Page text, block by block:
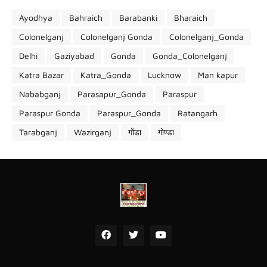
Ayodhya Bahraich Barabanki
Bharaich
Colonelganj
Colonelganj Gonda
Colonelganj_Gonda
Delhi
Gaziyabad Gonda
Gonda_Colonelganj
Katra Bazar
Katra_Gonda Lucknow
Man kapur
Nababganj
Parasapur_Gonda
Paraspur
Paraspur Gonda
Paraspur_Gonda
Ratangarh
Tarabganj
Wazirganj गोंडा गोण्डा